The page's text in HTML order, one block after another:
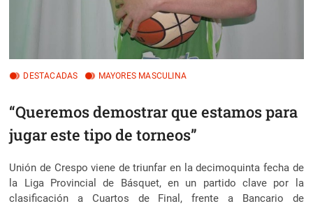
DESTACADAS MAYORES MASCULINA
“Queremos demostrar que estamos para
jugar este tipo de torneos”
Unión de Crespo viene de triunfar en la decimoquinta fecha de
la Liga Provincial de Básquet, en un partido clave por la
clasificación a Cuartos de Final, frente a Bancario de